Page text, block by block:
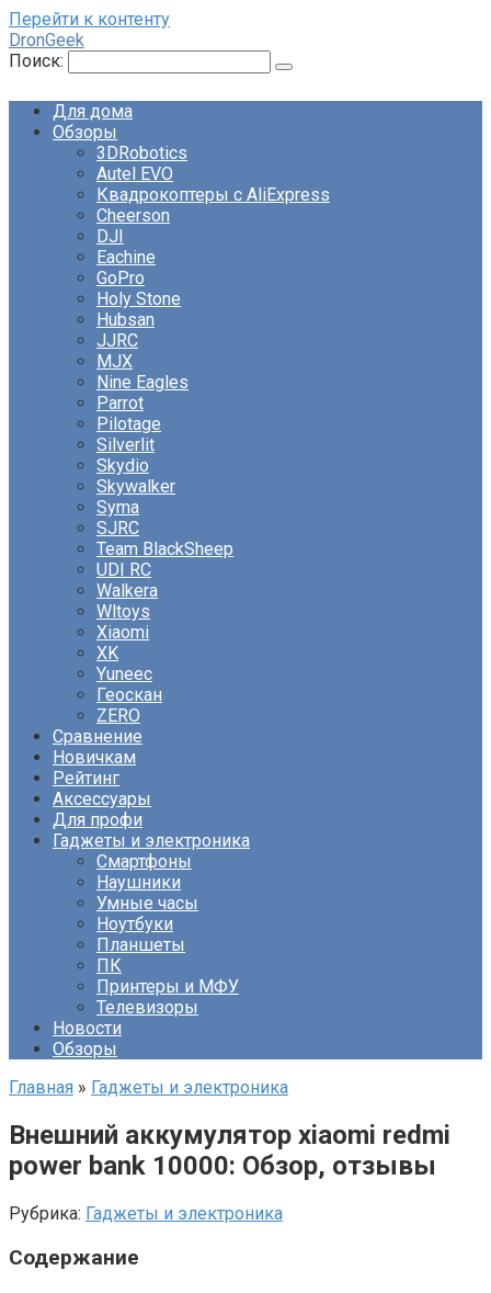
Перейти к контенту
DronGeek
Поиск:
Для дома
Обзоры
3DRobotics
Autel EVO
Квадрокоптеры с AliExpress
Cheerson
DJI
Eachine
GoPro
Holy Stone
Hubsan
JJRC
MJX
Nine Eagles
Parrot
Pilotage
Silverlit
Skydio
Skywalker
Syma
SJRC
Team BlackSheep
UDI RC
Walkera
Wltoys
Xiaomi
XK
Yuneec
Геоскан
ZERO
Сравнение
Новичкам
Рейтинг
Аксессуары
Для профи
Гаджеты и электроника
Смартфоны
Наушники
Умные часы
Ноутбуки
Планшеты
ПК
Принтеры и МФУ
Телевизоры
Новости
Обзоры
Главная » Гаджеты и электроника
Внешний аккумулятор xiaomi redmi
power bank 10000: Обзор, отзывы
Рубрика: Гаджеты и электроника
Содержание